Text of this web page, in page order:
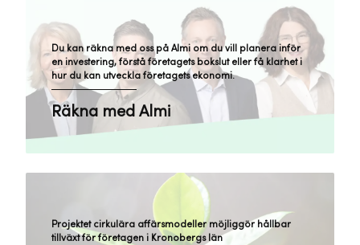
Du kan räkna med oss på Almi om du vill planera inför
en investering, förstå företagets bokslut eller få klarhet i
hur du kan utveckla företagets ekonomi.
Räkna med Almi
Projektet cirkulära affärsmodeller möjliggör hållbar
tillväxt för företagen i Kronobergs län